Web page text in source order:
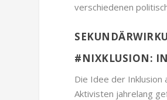
verschiedenen
#NIXKLUSION:
Die Idee der Inklusion
Aktivisten jahrelang